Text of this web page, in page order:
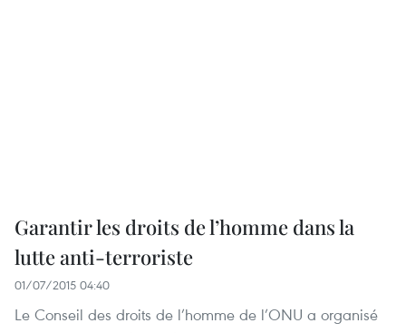
Garantir les droits de l’homme dans la
lutte anti-terroriste
01/07/2015 04:40
Le Conseil des droits de l’homme de l’ONU a organisé